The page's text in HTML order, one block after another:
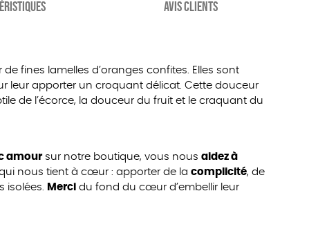
AVIS CLIENTS
fines lamelles d’oranges confites. Elles sont
leur apporter un croquant délicat. Cette douceur
de l’écorce, la douceur du fruit et le craquant du
amoursur notre boutique, vous nousaidez à
nous tient à cœur : apporter de lacomplicité, de
isolées. Merci du fond du cœur d’embellir leur